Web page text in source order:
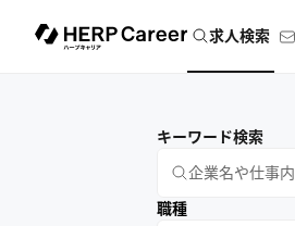
求人検索
キーワード検索
職種